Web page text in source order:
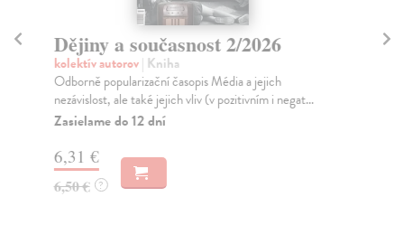
Dějiny a současnost 2/2026
kolektív autorov| Kniha
Odborně popularizační časopis Média a jejich
nezávislost, ale také jejich vliv (v pozitivním i negat...
Zasielame do 12 dní
6,31 €
6,50 € ?